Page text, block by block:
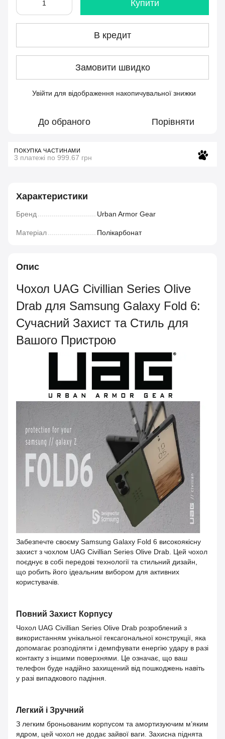
Купити
В кредит
Замовити швидко
Увійти для відображення накопичувальної знижки
До обраного Порівняти
ПОКУПКА ЧАСТИНАМИ
3 платежі по 999.67 грн
Характеристики
Бренд Urban Armor Gear
Матеріал Полікарбонат
Опис
Чохол UAG Civillian Series Olive
Drab для Samsung Galaxy Fold 6:
Сучасний Захист та Стиль для
Вашого Пристрою
Забезпечте своєму Samsung Galaxy Fold 6 високоякісну
захист з чохлом UAG Civillian Series Olive Drab. Цей чохол
поєднує в собі передові технології та стильний дизайн,
що робить його ідеальним вибором для активних
користувачів.
Повний Захист Корпусу
Чохол UAG Civillian Series Olive Drab розроблений з
використанням унікальної гексагональної конструкції, яка
допомагає розподіляти і демпфувати енергію удару в разі
контакту з іншими поверхнями. Це означає, що ваш
телефон буде надійно захищений від пошкоджень навіть
у разі випадкового падіння.
Легкий і Зручний
З легким броньованим корпусом та амортизуючим м’яким
ядром, цей чохол не додає зайвої ваги. Захисна піднята